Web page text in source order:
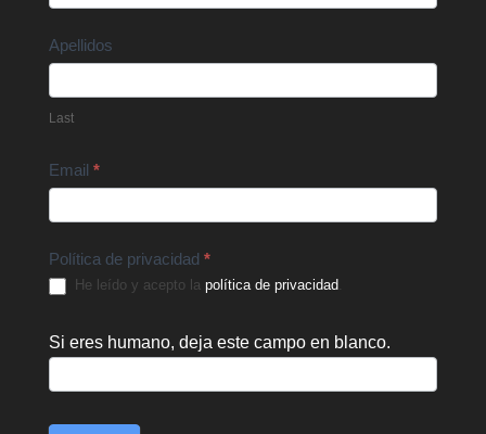
Apellidos
Last
Email *
Política de privacidad *
He leído y acepto la política de privacidad.
Si eres humano, deja este campo en blanco.